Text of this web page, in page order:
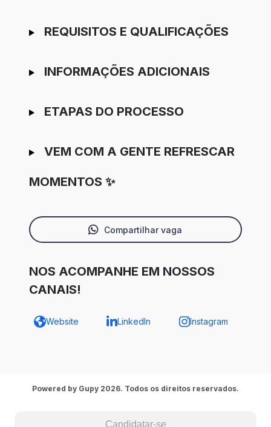
REQUISITOS E QUALIFICAÇÕES
INFORMAÇÕES ADICIONAIS
ETAPAS DO PROCESSO
VEM COM A GENTE REFRESCAR
MOMENTOS ✨
Compartilhar vaga
NOS ACOMPANHE EM NOSSOS
CANAIS!
Website LinkedIn Instagram
Candidatar-se
Powered by Gupy 2026. Todos os direitos reservados.